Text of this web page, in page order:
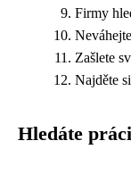
Firmy
Zašlete
Najděte
Hledáte